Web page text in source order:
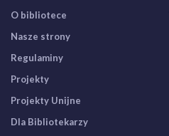
O bibliotece
Nasze strony
Regulaminy
Projekty
Projekty Unijne
Dla Bibliotekarzy